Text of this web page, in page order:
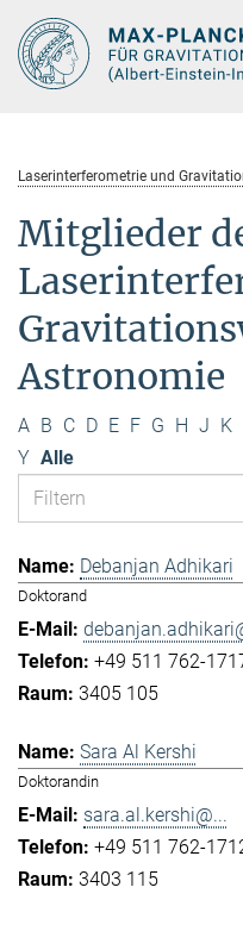
Hauptinhalt
Laserinterferometrie und
Mitglieder
Astronomie
A B C D E F G H J K
Y Alle
Debanjan Adhikari
Doktorand
+49 511 762-
3405 105
Sara Al Kershi
Doktorandin
sara.al.kershi@...
+49 511 762-
3403 115